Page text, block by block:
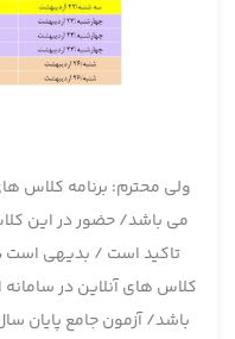
ولی محترم: برنامه کلاس
می باشد/ حضور در این
تاکید است / بدیهی است
کلاس های آنلاین در